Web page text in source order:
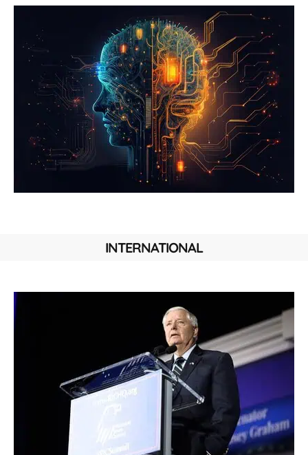
INTERNATIONAL